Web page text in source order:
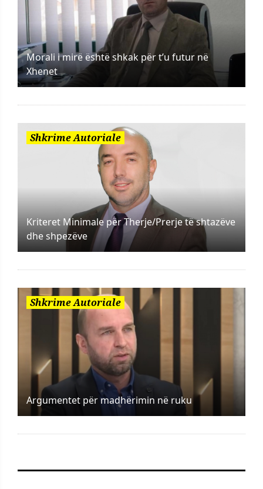
Morali i mirë është shkak për t’u futur në
Xhenet
Shkrime Autoriale
Kriteret Minimale për Therje/Prerje të shtazëve
dhe shpezëve
Shkrime Autoriale
Argumentet për madhërimin në ruku